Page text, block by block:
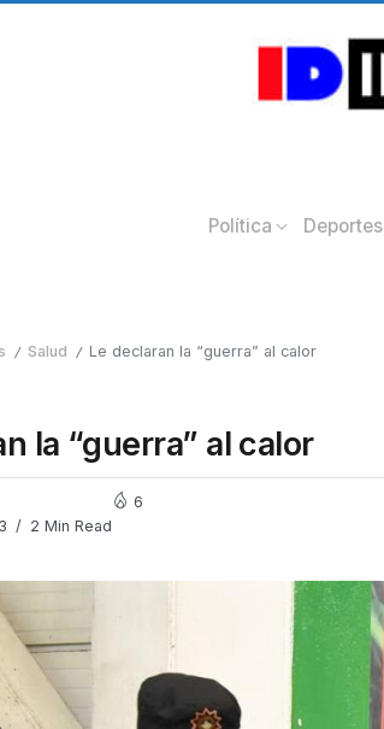
Política Deportes
/ Salud / Le declaran la “guerra” al calor
la “guerra” al calor
2 Min Read
6